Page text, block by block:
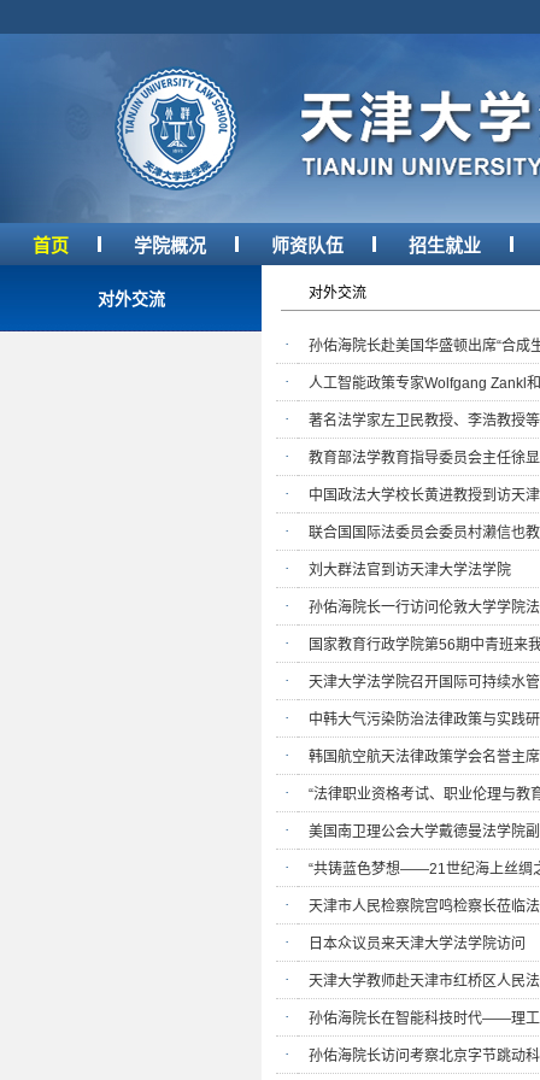
首页 学院概况 师资队伍 招生就业
对外交流 对外交流
· 孙佑海院长赴美国华盛顿出席“合
· 人工智能政策专家Wolfgang Zankl
· 著名法学家左卫民教授、李浩教授
· 教育部法学教育指导委员会主任徐
· 中国政法大学校长黄进教授到访天
· 联合国国际法委员会委员村濑信也
· 刘大群法官到访天津大学法学院
· 孙佑海院长一行访问伦敦大学学院
· 国家教育行政学院第56期中青班来
· 天津大学法学院召开国际可持续水
· 中韩大气污染防治法律政策与实践
· 韩国航空航天法律政策学会名誉主
· “法律职业资格考试、职业伦理与教
· 美国南卫理公会大学戴德曼法学院
· “共铸蓝色梦想——21世纪海上丝绸
· 天津市人民检察院宫鸣检察长莅临
· 日本众议员来天津大学法学院访问
· 天津大学教师赴天津市红桥区人民
· 孙佑海院长在智能科技时代——理工
· 孙佑海院长访问考察北京字节跳动